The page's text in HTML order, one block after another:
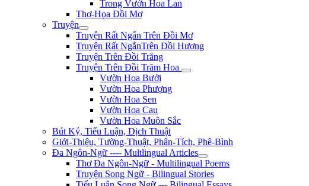
Trong Vườn Hoa Lan
Thơ-Họa Đồi Mơ
Truyện
Truyện Rất Ngắn Trên Đồi Mơ
Truyện Rất NgắnTrên Đồi Hương
Truyện Trên Đồi Trăng
Truyện Trên Đồi Trăm Hoa
Vườn Hoa Bưởi
Vườn Hoa Phượng
Vườn Hoa Sen
Vườn Hoa Cau
Vườn Hoa Muôn Sắc
Bút Ký, Tiểu Luận, Dịch Thuật
Giới-Thiệu, Tường-Thuật, Phân-Tích, Phê-Bình
Đa Ngôn-Ngữ ---- Multlingual Articles
Thơ Đa Ngôn-Ngữ - Multilingual Poems
Truyện Song Ngữ - Bilingual Stories